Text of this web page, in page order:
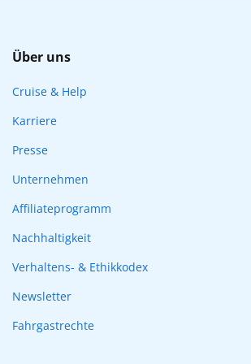
Über uns
Cruise & Help
Karriere
Presse
Unternehmen
Affiliateprogramm
Nachhaltigkeit
Verhaltens- & Ethikkodex
Newsletter
Fahrgastrechte